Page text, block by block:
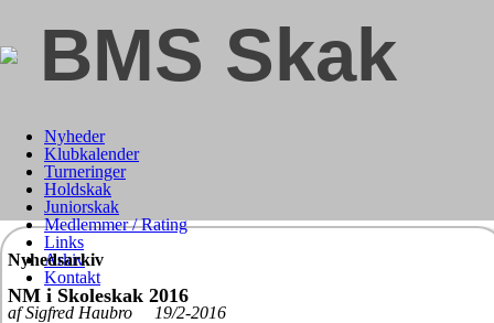
BMS Skak
Nyheder
Klubkalender
Turneringer
Holdskak
Juniorskak
Medlemmer / Rating
Links
Arkiv
Kontakt
Nyhedsarkiv
NM i Skoleskak 2016
af Sigfred Haubro 19/2-2016